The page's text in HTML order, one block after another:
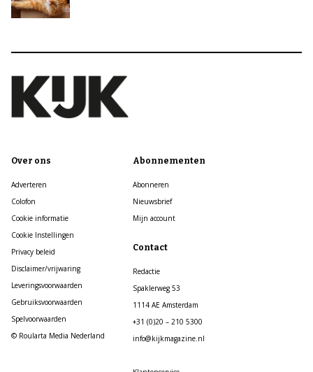
Over ons
Adverteren
Colofon
Cookie informatie
Cookie Instellingen
Privacy beleid
Disclaimer/vrijwaring
Leveringsvoorwaarden
Gebruiksvoorwaarden
Spelvoorwaarden
© Roularta Media Nederland
Abonnementen
Abonneren
Nieuwsbrief
Mijn account
Contact
Redactie
Spaklerweg 53
1114 AE Amsterdam
+31 (0)20 – 210 5300
info@kijkmagazine.nl